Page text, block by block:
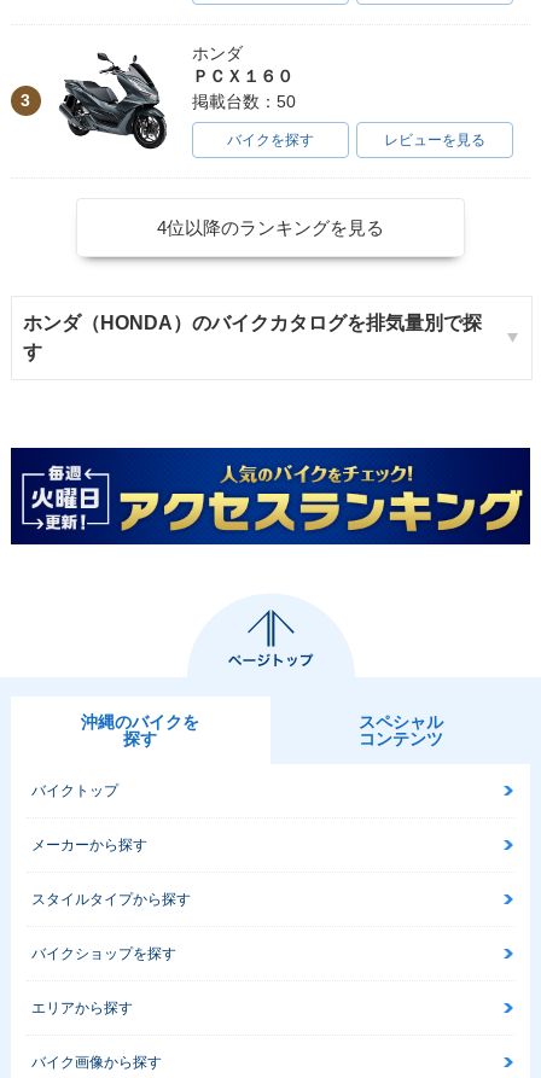
3
ホンダ
ＰＣＸ１６０
掲載台数：50
バイクを探す レビューを見る
4位以降のランキングを見る
ホンダ（HONDA）のバイクカタログを排気量別で探
す
沖縄のバイクを
探す
スペシャル
コンテンツ
バイクトップ
メーカーから探す
スタイルタイプから探す
バイクショップを探す
エリアから探す
バイク画像から探す